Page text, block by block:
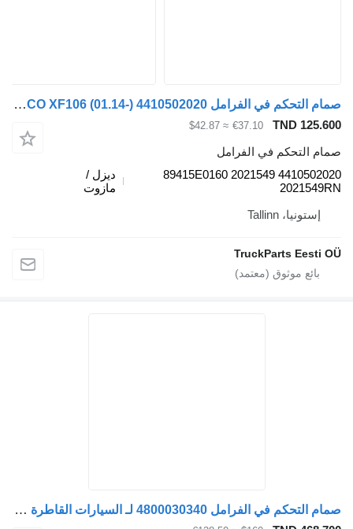
صمام التحكم في الفرامل WABCO XF106 (01.14-) 4410502020 لـ السيارات القاطرة DAF XF106 (2014-)
TND
€37.10
≈ $42.87
التحكم في الفرامل
4410502020 2021549 89415E0160
ديزل /
مازوت
إستونيا، Tallinn
TruckParts Eesti
صمام التحكم في الفرامل 4800030340 لـ السيارات القاطرة DAF XF 106